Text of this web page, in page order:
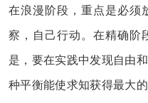
在浪漫阶段，重点是必须
察，自己行动。在精确阶
是，要在实践中发现自由
种平衡能使求知获得最大